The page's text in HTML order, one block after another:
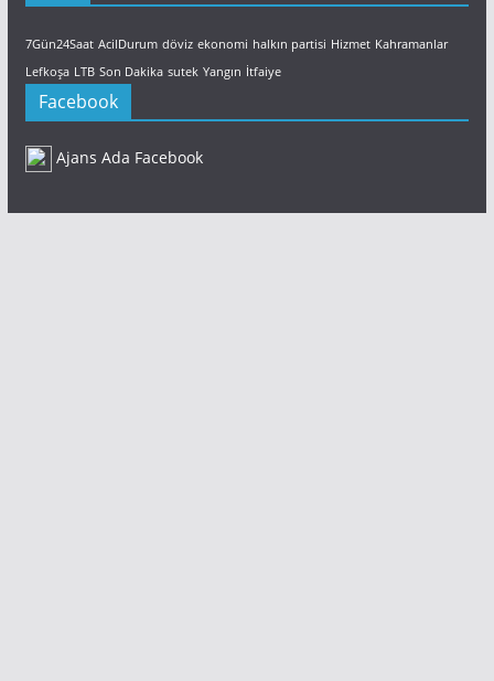
7Gün24Saat AcilDurum döviz ekonomi halkın partisi Hizmet Kahramanlar
Lefkoşa LTB Son Dakika sutek Yangın İtfaiye
Facebook
Ajans Ada Facebook